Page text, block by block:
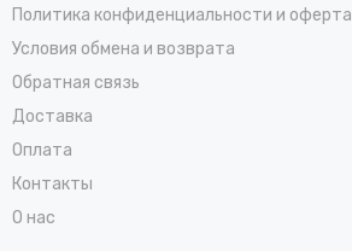
Политика конфиденциальности и оферта
Условия обмена и возврата
Обратная связь
Доставка
Оплата
Контакты
О нас